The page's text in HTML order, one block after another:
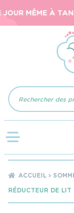
MÊME À
Recherche
de
produits
ACCUEIL
RÉDUCTEUR DE